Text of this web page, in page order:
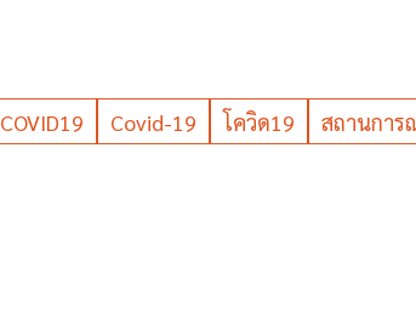
COVID19 Covid-19 โควิด19 สถานการ